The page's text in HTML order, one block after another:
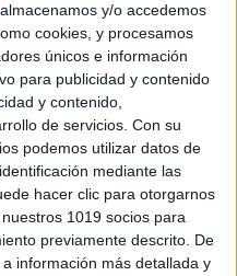
almacenamos y/o accedemos
cookies, y procesamos
únicos e información
para publicidad y contenido
y contenido,
de servicios. Con su
podemos utilizar datos de
mediante las
hacer clic para otorgarnos
1019 socios para
previamente descrito. De
información más detallada y
lectora,Juegos de